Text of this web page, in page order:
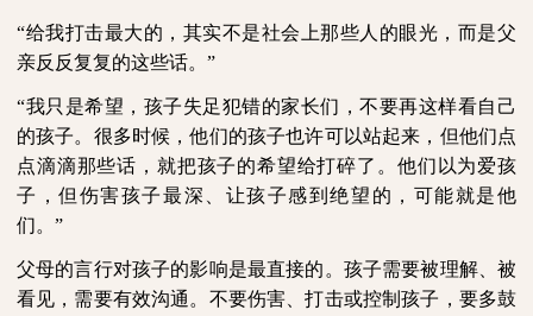
“给我打击最大的，其实不是社会上那些人的眼光，而是父
亲反反复复的这些话。”
“我只是希望，孩子失足犯错的家长们，不要再这样看自己
的孩子。很多时候，他们的孩子也许可以站起来，但他们点
点滴滴那些话，就把孩子的希望给打碎了。他们以为爱孩
子，但伤害孩子最深、让孩子感到绝望的，可能就是他
们。”
父母的言行对孩子的影响是最直接的。孩子需要被理解、被
看见，需要有效沟通。不要伤害、打击或控制孩子，要多鼓